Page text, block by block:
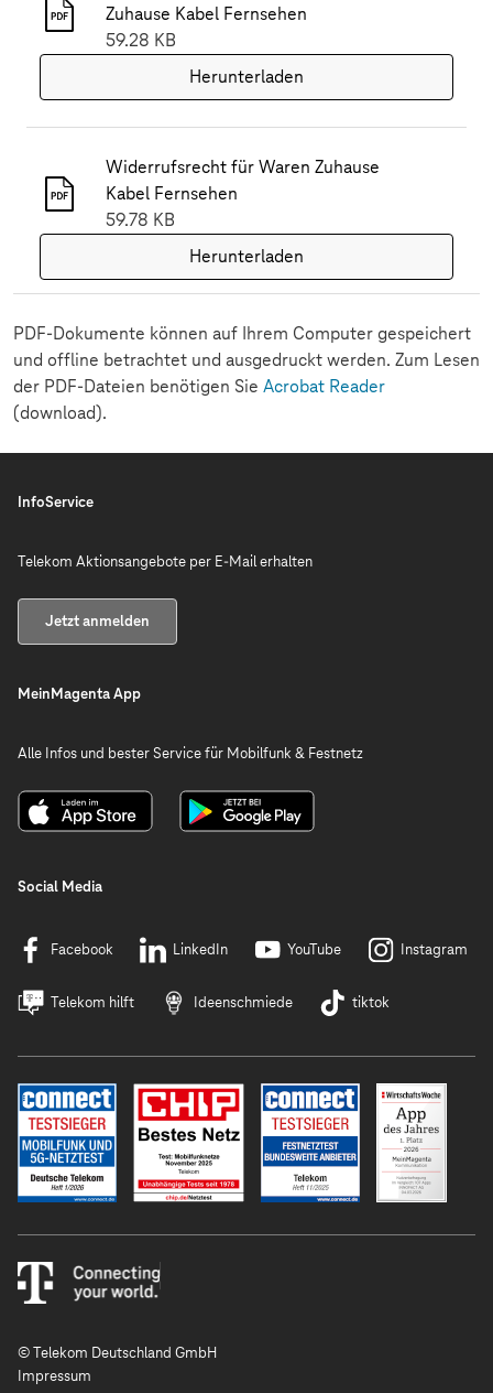
Zuhause Kabel Fernsehen
59.28 KB
Herunterladen
Widerrufsrecht für Waren Zuhause
Kabel Fernsehen
59.78 KB
Herunterladen
PDF-Dokumente können auf Ihrem Computer gespeichert
und offline betrachtet und ausgedruckt werden. Zum Lesen
der PDF-Dateien benötigen Sie Acrobat Reader
(download).
InfoService
Telekom Aktionsangebote per E-Mail erhalten
Jetzt anmelden
MeinMagenta App
Alle Infos und bester Service für Mobilfunk & Festnetz
Social Media
Facebook LinkedIn YouTube Instagram
Telekom hilft Ideenschmiede tiktok
© Telekom Deutschland GmbH
Impressum